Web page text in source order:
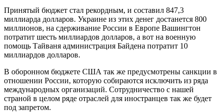
Принятый бюджет стал рекордным, и составил 847,3
миллиарда долларов. Украине из этих денег достанется 800
миллионов, на сдерживание России в Европе Вашингтон
потратит шесть миллиардов долларов, а вот на военную
помощь Тайваня администрация Байдена потратит 10
миллиардов долларов.
В оборонном бюджете США так же предусмотрены санкции в
отношении России, которую собираются исключить из ряда
международных организаций. Сотрудничество с нашей
страной в целом ряде отраслей для иностранцев так же будет
под запретом.